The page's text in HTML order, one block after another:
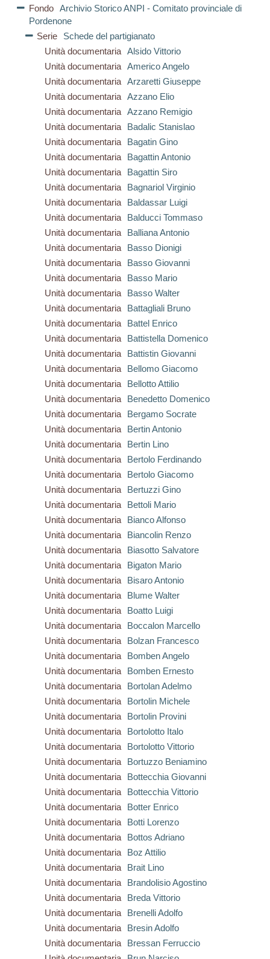
Fondo
Archivio Storico ANPI - Comitato provinciale di
Pordenone
Serie
Schede del partigianato
Unità documentaria
Alsido Vittorio
Unità documentaria
Americo Angelo
Unità documentaria
Arzaretti Giuseppe
Unità documentaria
Azzano Elio
Unità documentaria
Azzano Remigio
Unità documentaria
Badalic Stanislao
Unità documentaria
Bagatin Gino
Unità documentaria
Bagattin Antonio
Unità documentaria
Bagattin Siro
Unità documentaria
Bagnariol Virginio
Unità documentaria
Baldassar Luigi
Unità documentaria
Balducci Tommaso
Unità documentaria
Balliana Antonio
Unità documentaria
Basso Dionigi
Unità documentaria
Basso Giovanni
Unità documentaria
Basso Mario
Unità documentaria
Basso Walter
Unità documentaria
Battagliali Bruno
Unità documentaria
Battel Enrico
Unità documentaria
Battistella Domenico
Unità documentaria
Battistin Giovanni
Unità documentaria
Bellomo Giacomo
Unità documentaria
Bellotto Attilio
Unità documentaria
Benedetto Domenico
Unità documentaria
Bergamo Socrate
Unità documentaria
Bertin Antonio
Unità documentaria
Bertin Lino
Unità documentaria
Bertolo Ferdinando
Unità documentaria
Bertolo Giacomo
Unità documentaria
Bertuzzi Gino
Unità documentaria
Bettoli Mario
Unità documentaria
Bianco Alfonso
Unità documentaria
Biancolin Renzo
Unità documentaria
Biasotto Salvatore
Unità documentaria
Bigaton Mario
Unità documentaria
Bisaro Antonio
Unità documentaria
Blume Walter
Unità documentaria
Boatto Luigi
Unità documentaria
Boccalon Marcello
Unità documentaria
Bolzan Francesco
Unità documentaria
Bomben Angelo
Unità documentaria
Bomben Ernesto
Unità documentaria
Bortolan Adelmo
Unità documentaria
Bortolin Michele
Unità documentaria
Bortolin Provini
Unità documentaria
Bortolotto Italo
Unità documentaria
Bortolotto Vittorio
Unità documentaria
Bortuzzo Beniamino
Unità documentaria
Bottecchia Giovanni
Unità documentaria
Bottecchia Vittorio
Unità documentaria
Botter Enrico
Unità documentaria
Botti Lorenzo
Unità documentaria
Bottos Adriano
Unità documentaria
Boz Attilio
Unità documentaria
Brait Lino
Unità documentaria
Brandolisio Agostino
Unità documentaria
Breda Vittorio
Unità documentaria
Brenelli Adolfo
Unità documentaria
Bresin Adolfo
Unità documentaria
Bressan Ferruccio